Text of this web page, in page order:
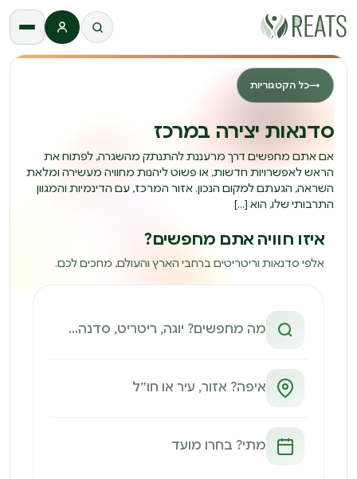
התחברות
→כל הקטגוריות
סדנאות יצירה במרכז
אם אתם מחפשים דרך מרעננת להתנתק מהשגרה, לפתוח את
הראש לאפשרויות חדשות, או פשוט ליהנות מחוויה מעשירה ומלאת
השראה, הגעתם למקום הנכון. אזור המרכז, עם הדינמיות והמגוון
התרבותי שלו, הוא […]
איזו חוויה אתם מחפשים?
אלפי סדנאות וריטריטים ברחבי הארץ והעולם, מחכים לכם.